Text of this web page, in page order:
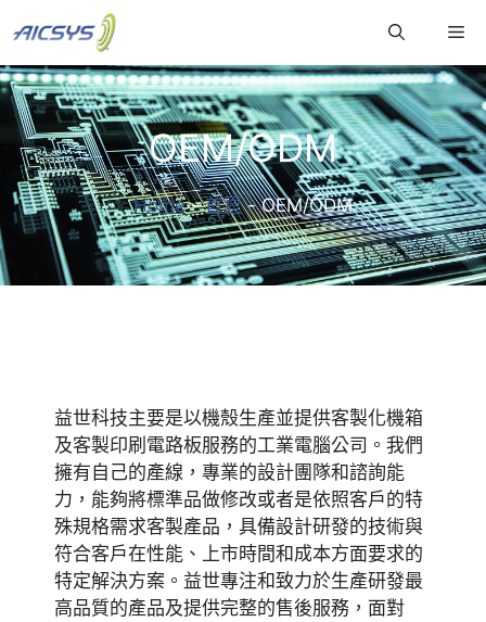
至
主
要
內
OEM/ODM
Home-首頁-OEM/ODM
益世科技主要是以機殼生產並提供客製化機箱
及客製印刷電路板服務的工業電腦公司。我們
擁有自己的產線，專業的設計團隊和諮詢能
力，能夠將標準品做修改或者是依照客戶的特
殊規格需求客製產品，具備設計研發的技術與
符合客戶在性能、上市時間和成本方面要求的
特定解決方案。益世專注和致力於生產研發最
高品質的產品及提供完整的售後服務，面對